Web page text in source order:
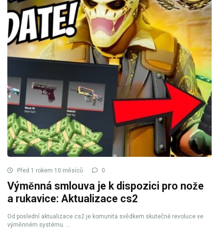
Před 1 rokem 10 měsíců 0
Výměnná smlouva je k dispozici pro nože
a rukavice: Aktualizace cs2
Od poslední aktualizace cs2 je komunita svědkem skutečné revoluce ve
výměnném systému. ...